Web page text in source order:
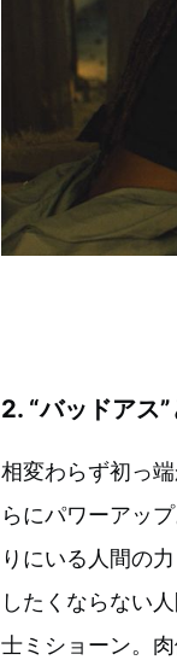
2. “バッドアス
相変わらず初っ
らにパワーアッ
りにいる人間の
したくならない
士ミショーン。